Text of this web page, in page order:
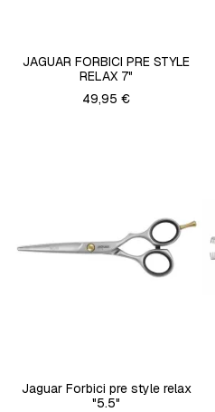
JAGUAR FORBICI PRE STYLE
RELAX 7"
49,95 €
Jaguar Forbici pre style relax
"5.5"